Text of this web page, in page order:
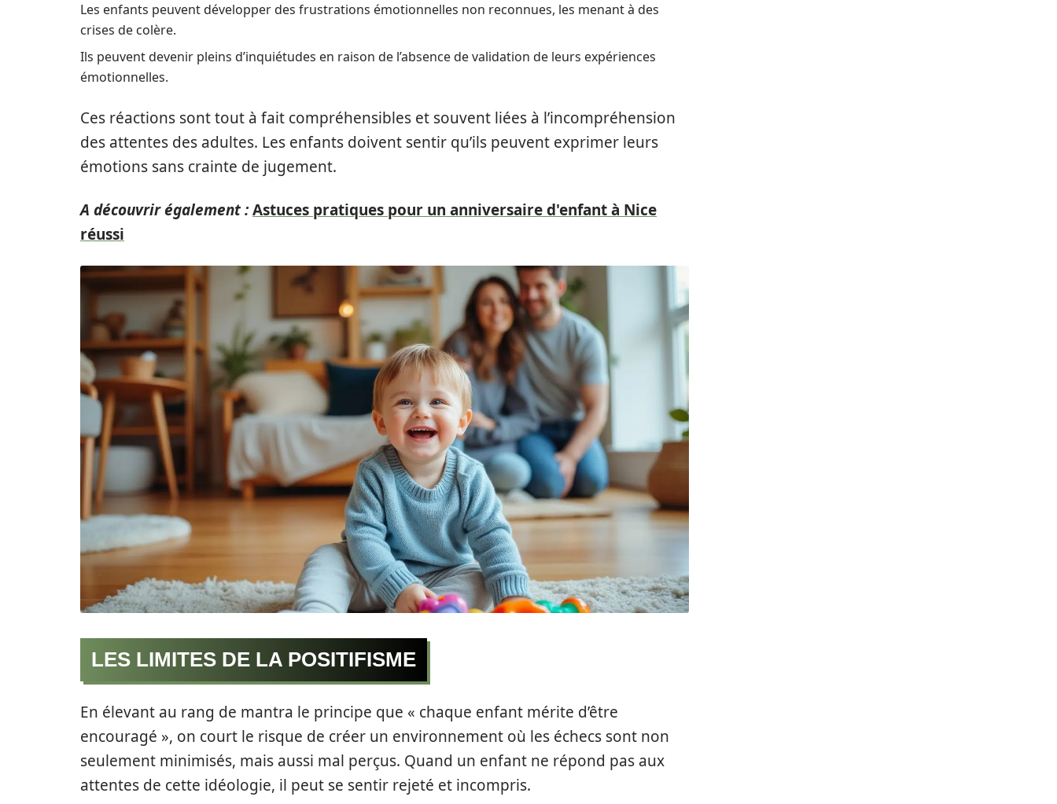
Les enfants peuvent développer des frustrations émotionnelles non reconnues, les menant à des
crises de colère.
Ils peuvent devenir pleins d’inquiétudes en raison de l’absence de validation de leurs expériences
émotionnelles.
Ces réactions sont tout à fait compréhensibles et souvent liées à l’incompréhension
des attentes des adultes. Les enfants doivent sentir qu’ils peuvent exprimer leurs
émotions sans crainte de jugement.
A découvrir également :Astuces pratiques pour un anniversaire d'enfant à Nice
réussi
LES LIMITES DE LA POSITIFISME
En élevant au rang de mantra le principe que « chaque enfant mérite d’être
encouragé », on court le risque de créer un environnement où les échecs sont non
seulement minimisés, mais aussi mal perçus. Quand un enfant ne répond pas aux
attentes de cette idéologie, il peut se sentir rejeté et incompris.